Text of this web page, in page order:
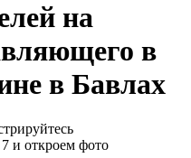
на
в
в Бавлах
и откроем фото